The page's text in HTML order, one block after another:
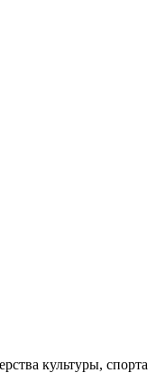
культуры, спорта